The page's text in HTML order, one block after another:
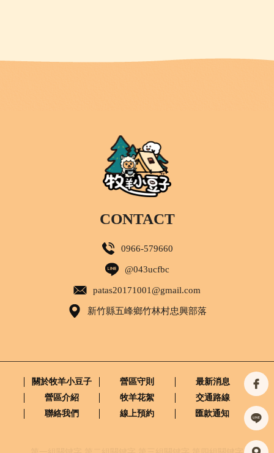
CONTACT
0966-579660
@043ucfbc
patas20171001@gmail.com
新竹縣五峰鄉竹林村忠興部落
關於牧羊小豆子 營區守則
最新消息
營區介紹
牧羊花絮
交通路線
聯絡我們
線上預約 匯款通知